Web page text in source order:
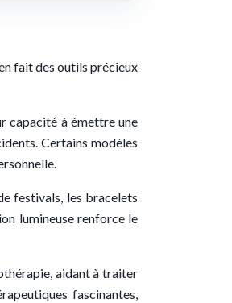
fait des outils précieux
capacité à émettre une
Certains modèles
festivals, les bracelets
lumineuse renforce le
aidant à traiter
fascinantes,